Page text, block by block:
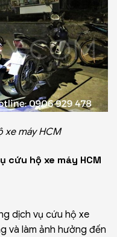
xe máy HCM
cứu hộ xe máy HCM
dịch vụ cứu hộ xe
và làm ảnh hưởng đến